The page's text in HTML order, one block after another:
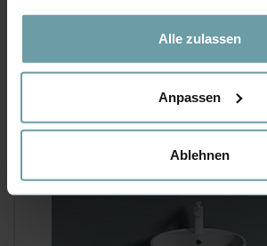
Datenschutzerklärung.
Alle zulassen
Anpassen
Ablehnen
Als Standwaschbecken